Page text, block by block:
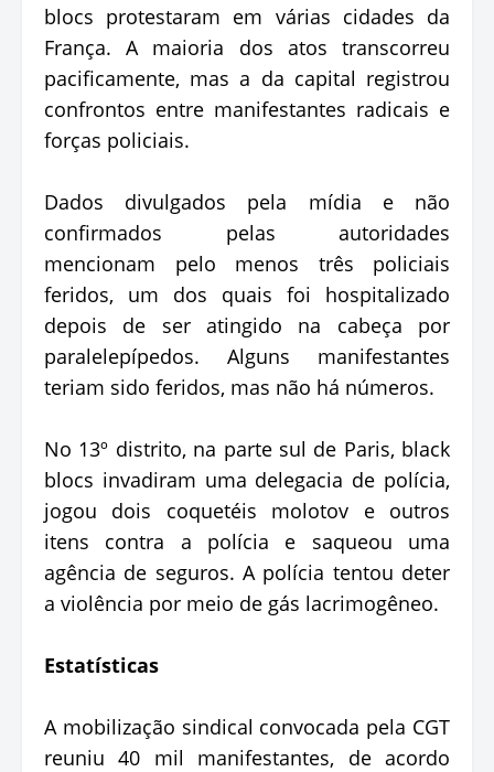
blocs protestaram em várias cidades da
França. A maioria dos atos transcorreu
pacificamente, mas a da capital registrou
confrontos entre manifestantes radicais e
forças policiais.
Dados divulgados pela mídia e não
confirmados pelas autoridades
mencionam pelo menos três policiais
feridos, um dos quais foi hospitalizado
depois de ser atingido na cabeça por
paralelepípedos. Alguns manifestantes
teriam sido feridos, mas não há números.
No 13º distrito, na parte sul de Paris, black
blocs invadiram uma delegacia de polícia,
jogou dois coquetéis molotov e outros
itens contra a polícia e saqueou uma
agência de seguros. A polícia tentou deter
a violência por meio de gás lacrimogêneo.
Estatísticas
A mobilização sindical convocada pela CGT
reuniu 40 mil manifestantes, de acordo